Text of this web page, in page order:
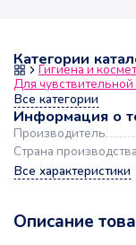
Категории
Гигиена и
Для
Все категории
Информация о
Производитель
Страна производства
Все характеристики
Описание